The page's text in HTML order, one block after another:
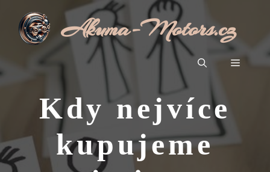
obsah
Akuma-Motors.cz
Menu
Kdy nejvíce
kupujeme